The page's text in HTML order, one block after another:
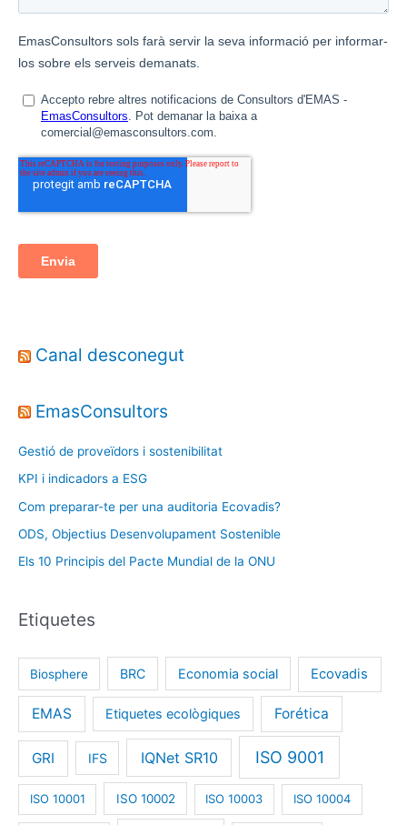
Canal desconegut
EmasConsultors
Gestió de proveïdors i sostenibilitat
KPI i indicadors a ESG
Com preparar-te per una auditoria Ecovadis?
ODS, Objectius Desenvolupament Sostenible
Els 10 Principis del Pacte Mundial de la ONU
Etiquetes
Biosphere BRC Economia social Ecovadis
EMAS Etiquetes ecològiques Forética
GRI IFS IQNet SR10 ISO 9001
ISO 10001 ISO 10002 ISO 10003 ISO 10004